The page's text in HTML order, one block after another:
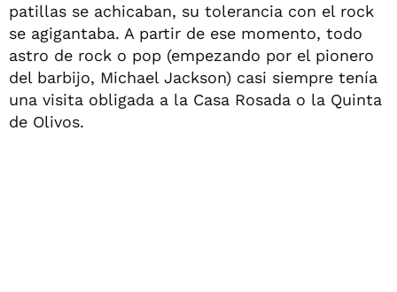
patillas se achicaban, su tolerancia con el rock
se agigantaba. A partir de ese momento, todo
astro de rock o pop (empezando por el pionero
del barbijo, Michael Jackson) casi siempre tenía
una visita obligada a la Casa Rosada o la Quinta
de Olivos.